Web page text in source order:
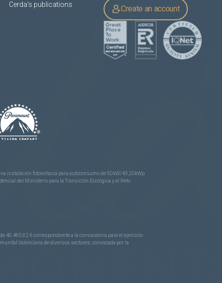
Cerda's publications
Create an account
instalación fotovoltaica para autoconsumo de 50kW/43,20kWp
del Ministerio para la Transición Ecológica y el Reto
40.465,62 € correspondiente a la convocatoria para el ejercicio
Valenciana de diversos sectores, convocada por la